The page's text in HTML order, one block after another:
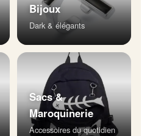
Bijoux
Dark & élégants
Sacs &
Maroquinerie
Accessoires du quotidien